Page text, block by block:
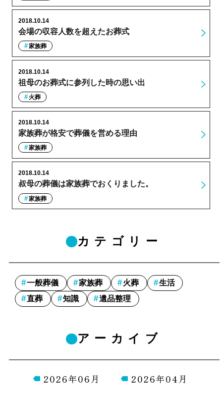
会場の収容人数を超えたお葬式
2018.10.14
家族葬
祖母のお葬式に参列した時の思い出
2018.10.14
火葬
家族葬が格安で葬儀を営める理由
2018.10.14
家族葬
叔母の葬儀は家族葬でおくりました。
2018.10.14
家族葬
カテゴリー
一般葬儀 家族葬 火葬
生活
直葬
知識 遺品整理
アーカイブ
2026年06月
2026年04月